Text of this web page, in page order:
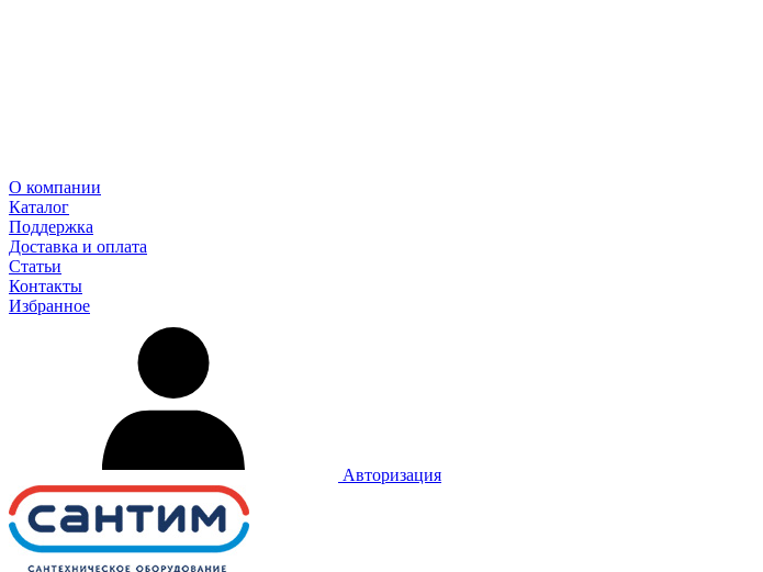
О компании
Каталог
Поддержка
Доставка и оплата
Статьи
Контакты
Избранное
Авторизация